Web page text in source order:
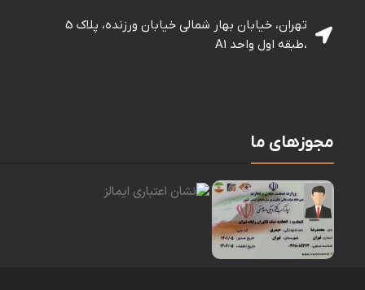
تهران، خیابان بهار شمالی خيابان ورزنده، پلاک 5
،طبقه اول واحد A1
مجوزهای ما